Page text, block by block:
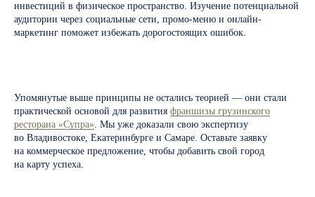
инвестиций в физическое пространство. Изучение потенциальной
аудитории через социальные сети, промо-меню и онлайн-
маркетинг поможет избежать дорогостоящих ошибок.
Упомянутые выше принципы не остались теорией — они стали
практической основой для развития франшизы грузинского
ресторана «Супра». Мы уже доказали свою экспертизу
во Владивостоке, Екатеринбурге и Самаре. Оставьте заявку
на коммерческое предложение, чтобы добавить свой город
на карту успеха.
Евгений Докалин
Исполнительный Директор ресторанов Супра